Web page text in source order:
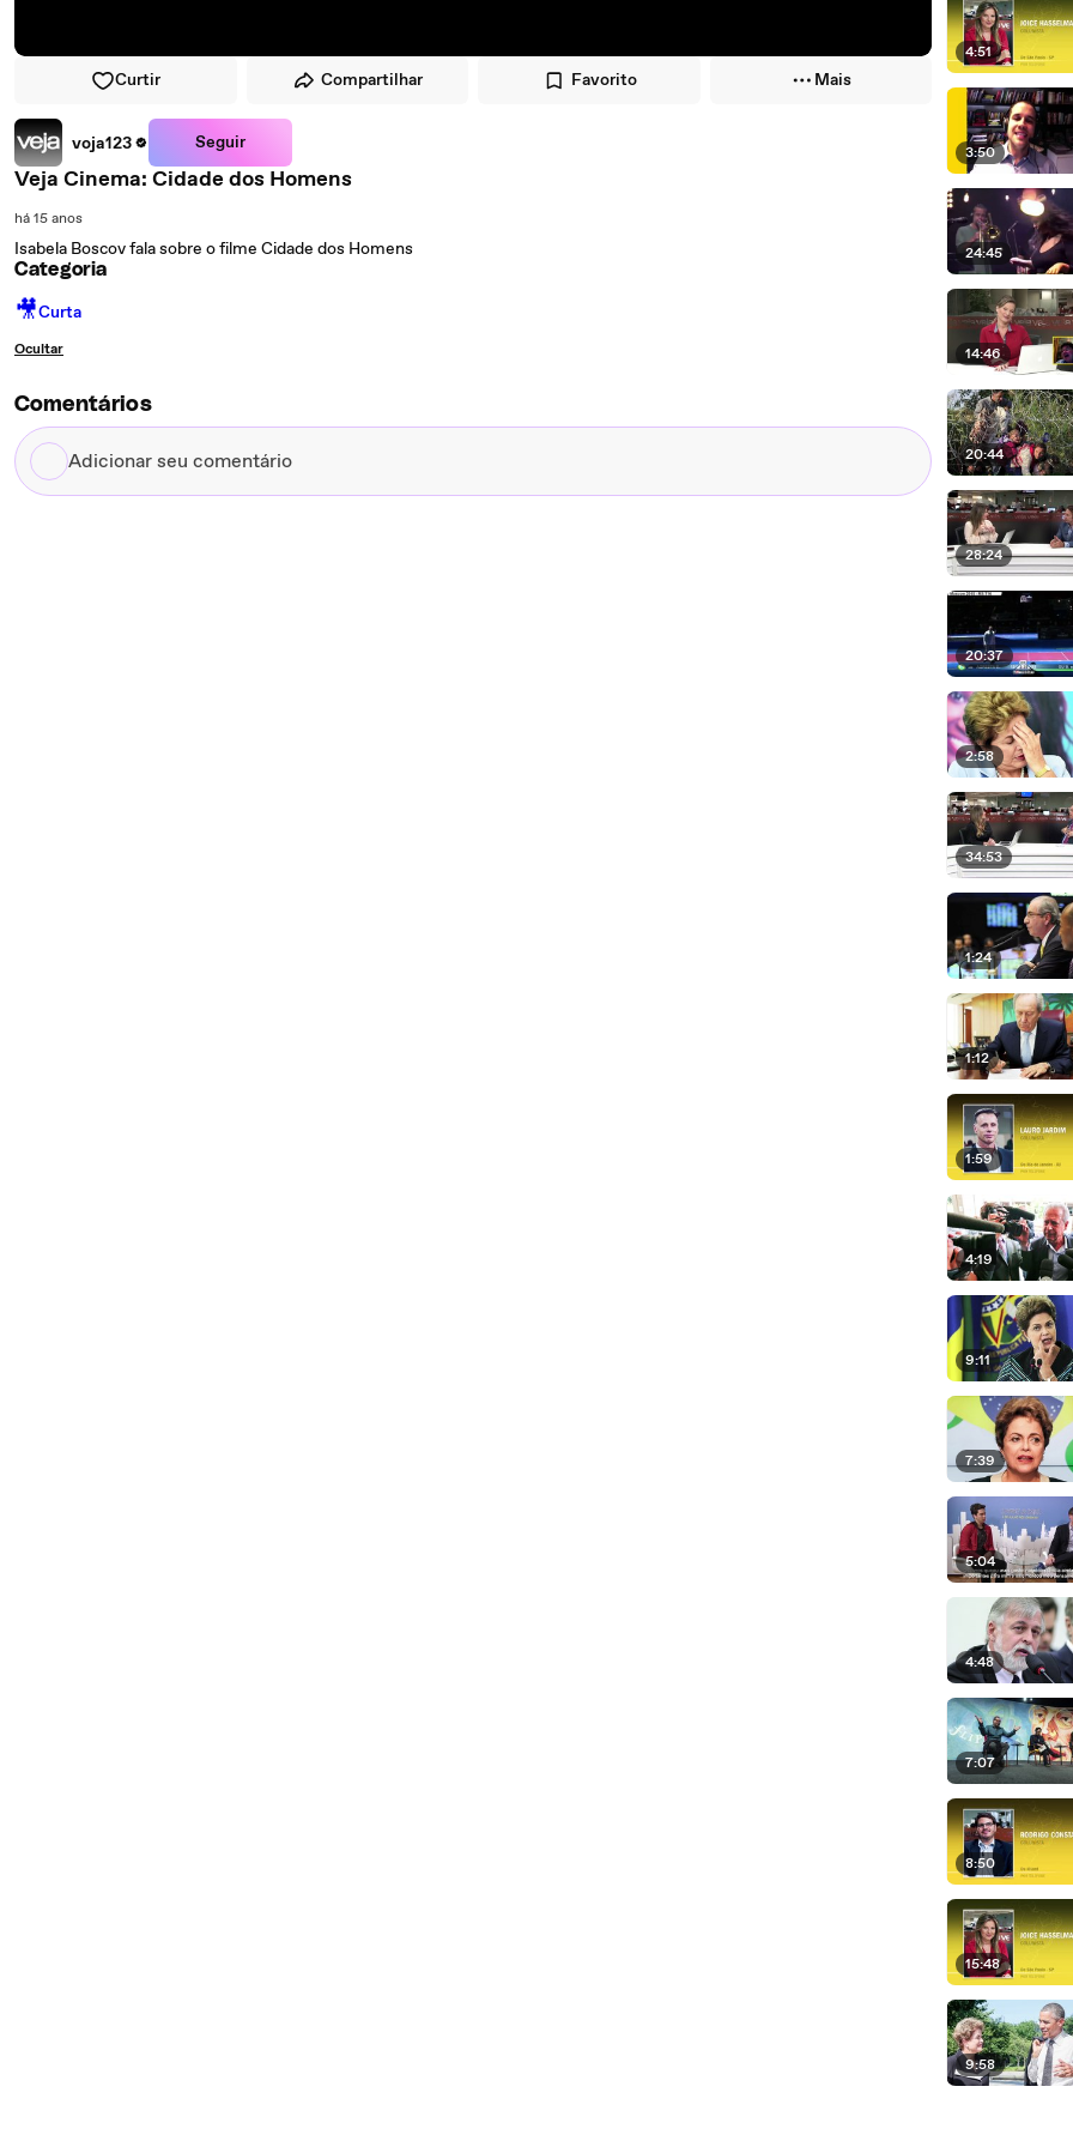
Curtir Compartilhar Favorito Mais
voja123 Seguir
Veja Cinema: Cidade dos Homens
há 15 anos
Isabela Boscov fala sobre o filme Cidade dos Homens
Categoria
🎥Curta
Ocultar
Comentários
Adicionar
seu
4:51
3:50
24:45
14:46
20:44
28:24
20:37
2:58
34:53
1:24
1:12
1:59
4:19
9:11
7:39
5:04
4:48
7:07
8:50
15:48
9:58